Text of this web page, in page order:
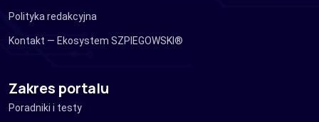
Polityka redakcyjna
Kontakt — Ekosystem SZPIEGOWSKI®
Zakres portalu
Poradniki i testy